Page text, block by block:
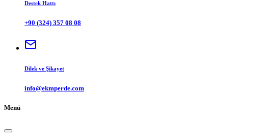
Destek Hattı
+90 (324) 357 08 08
Dilek ve Şikayet
info@ekmperde.com
Menü